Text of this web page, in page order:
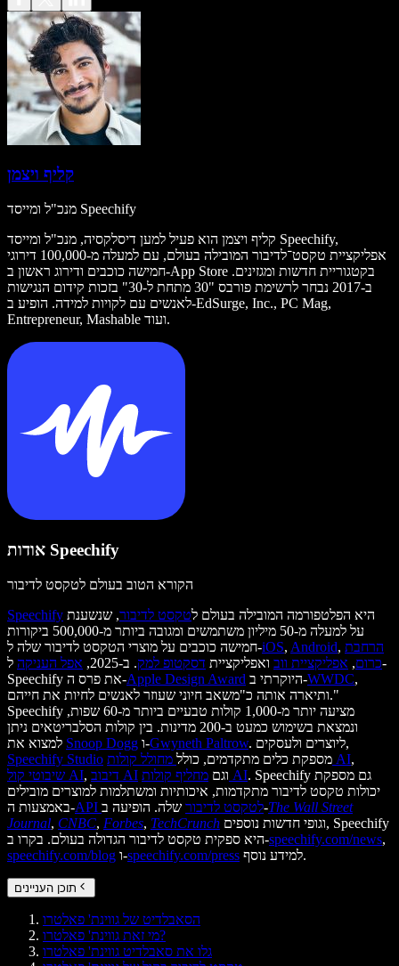
קליף ויצמן
מנכ"ל ומייסד Speechify
קליף ויצמן הוא פעיל למען דיסלקסיה, מנכ"ל ומייסד Speechify,
אפליקציית טקסט־לדיבור המובילה בעולם, עם למעלה מ-100,000 דירוגי
חמישה כוכבים ודירוג ראשון ב-App Store בקטגוריית חדשות ומגזינים.
ב-2017 נבחר לרשימת פורבס "30 מתחת ל-30" בזכות קידום הנגישות
לאנשים עם לקויות למידה. הופיע ב-EdSurge, Inc., PC Mag,
Entrepreneur, Mashable ועוד.
אודות Speechify
הקורא הטוב בעולם לטקסט לדיבור
Speechify
היא הפלטפורמה המובילה בעולם לטקסט לדיבור, שנשענת
על למעלה מ-50 מיליון משתמשים ומגובה ביותר מ-500,000 ביקורות
חמישה כוכבים על מוצרי הטקסט לדיבור שלה ל-iOS, Android, הרחבת
כרום, אפליקציית ווב ואפליקציית דסקטופ למק. ב-2025, אפל העניקה ל-
Speechify את פרס ה-Apple Design Award היוקרתי ב-WWDC,
ותיארה אותה כ"משאב חיוני שעוזר לאנשים לחיות את חייהם."
Speechify מציעה יותר מ-1,000 קולות טבעיים ביותר מ-60 שפות,
ונמצאת בשימוש כמעט ב-200 מדינות. בין קולות הסלבריטאים ניתן
Snoop Dogg ו-Gwyneth Paltrow
. ליוצרים ולעסקים,
Speechify Studio
מספקת כלים מתקדמים, כולל מחולל קולות AI,
שיבוטי קול AI, דיבוב AI וגם מחליף קולות AI. Speechify גם מספקת
יכולות טקסט לדיבור מתקדמות, איכותיות ומשתלמות למוצרים מובילים
באמצעות ה-
API לטקסט לדיבורשלה. הופיעה ב-The Wall Street
Journal, CNBC, Forbes, TechCrunch
היא ספקית טקסט לדיבור הגדולה בעולם. בקרו ב-speechify.com/news,
speechify.com/blog ו-speechify.com/press למידע נוסף.
תוכן העניינים
הסאבלדיט של גווינת' פאלטרו
מי זאת גווינת' פאלטרו?
גלו את סאבלדיט גווינת' פאלטרו